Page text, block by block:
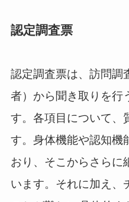
認定調査票
認定調査票は、訪問調
者）から聞き取りを行
す。各項目について、
す。身体機能や認知機
おり、そこからさらに
います。それに加え、